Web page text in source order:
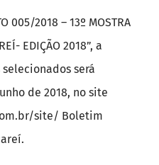
005/2018 – 13º MOSTRA
EDIÇÃO 2018”, a
será
de 2018, no site
site/ Boletim